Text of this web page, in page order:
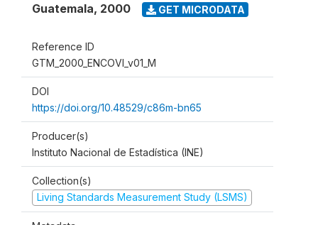
Guatemala, 2000 GET MICRODATA
Reference ID
GTM_2000_ENCOVI_v01_M
DOI
https://doi.org/10.48529/c86m-bn65
Producer(s)
Instituto Nacional de Estadística (INE)
Collection(s)
Living Standards Measurement Study (LSMS)